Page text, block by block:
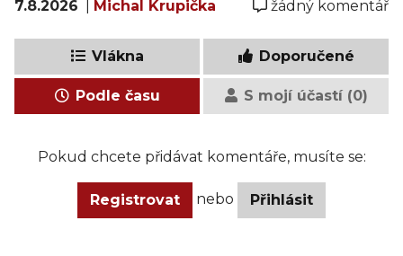
7.8.2026 Michal Krupička žádný komentář
Vlákna Doporučené
Podle času S mojí účastí (0)
Pokud chcete přidávat komentáře, musíte se:
Registrovat nebo Přihlásit